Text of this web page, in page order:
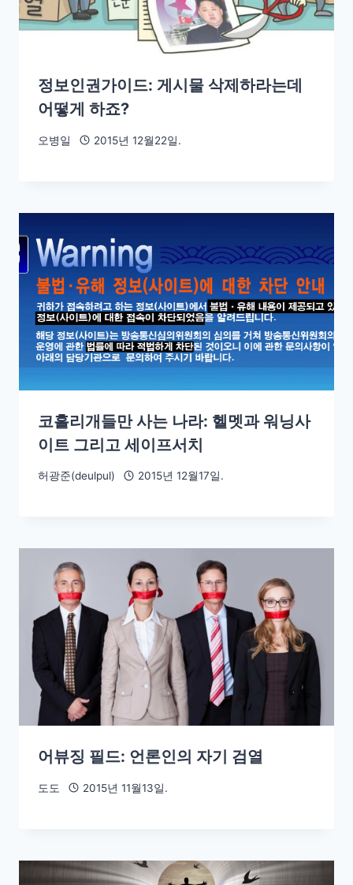
정보인권가이드: 게시물 삭제하라는데
어떻게 하죠?
오병일 2015년 12월22일.
코흘리개들만 사는 나라: 헬멧과 워닝사
이트 그리고 세이프서치
허광준(deulpul) 2015년 12월17일.
어뷰징 필드: 언론인의 자기 검열
도도 2015년 11월13일.